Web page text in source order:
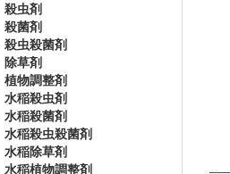
殺虫剤
殺菌剤
殺虫殺菌剤
除草剤
植物調整剤
水稲殺虫剤
水稲殺菌剤
水稲殺虫殺菌剤
水稲除草剤
水稲植物調整剤